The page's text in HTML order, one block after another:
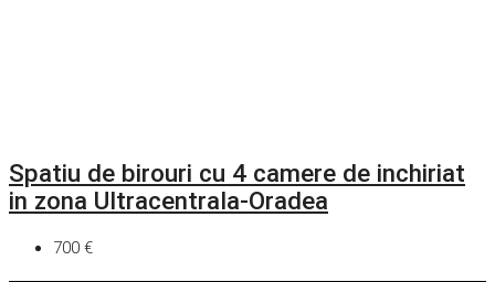
Spatiu de birouri cu 4 camere de inchiriat
in zona Ultracentrala-Oradea
700 €